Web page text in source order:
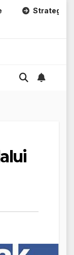
Promosi